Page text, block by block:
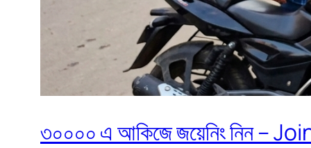
৩০০০০ এ আকিজে জয়েনিং নিন –